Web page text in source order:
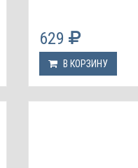
629
В КОРЗИНУ